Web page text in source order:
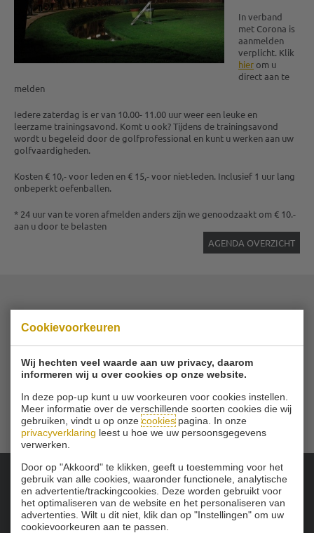
Cookievoorkeuren
Wij hechten veel waarde aan uw privacy, daarom
informeren wij u over cookies op onze website.
In deze pop-up kunt u uw voorkeuren voor cookies instellen.
Meer informatie over de verschillende soorten cookies die wij
gebruiken, vindt u op onzecookiespagina. In onze
privacyverklaring leest u hoe we uw persoonsgegevens
verwerken.
Door op "Akkoord" te klikken, geeft u toestemming voor het
gebruik van alle cookies, waaronder functionele, analytische
en advertentie/trackingcookies. Deze worden gebruikt voor
het optimaliseren van de website en het personaliseren van
advertenties. Wilt u dit niet, klik dan op "Instellingen" om uw
cookievoorkeuren aan te passen.
In verband
met Corona is
aanmelden
verplicht. Klik
hierom u
direct aan te
melden
Iedere zaterdag is er van 10.00- 11.00 uur weer een leuke en
leerzame trainingsavond. Komt u ook? Tijdens de trainingsavond
wordt u begeleid door de golfprofessional en kunt u werken aan uw
golfvaardigheden.
Kosten € 10,- voor leden en € 15,- voor niet-leden. Inclusief 1 uur lang
onbeperkt oefenballen.
* 24 uur van te voren afmelden anders zijn we genoodzaakt om € 10.-
aan u door te belasten
AGENDA OVERZICHT
Zuidbuurt 79 - 3132 KA Vlaardingen
Tel010 - 460 21 39
Emailinfo@golfbaanschinkelshoek.nl
Onze sponsoren: